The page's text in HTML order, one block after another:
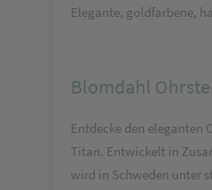
Elegante, goldfarbene,
Blomdahl
Entdecke den eleganten
Titan. Entwickelt in
wird in Schweden unter